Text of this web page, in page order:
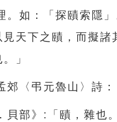
。如：「探賾索隱
天下之賾，而擬
」
郊〈弔元魯山〉詩
部》:「賾，雜也。